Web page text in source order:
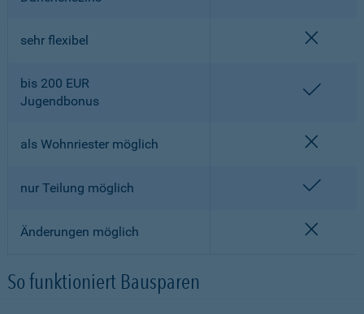
sehr flexibel
bis 200 EUR
Jugendbonus
als Wohnriester möglich
nur Teilung möglich
Änderungen möglich
So funktioniert Bausparen